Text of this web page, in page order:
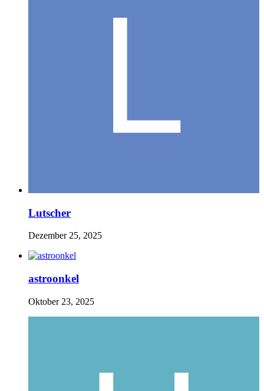
Lutscher
Dezember 25, 2025
astroonkel
Oktober 23, 2025